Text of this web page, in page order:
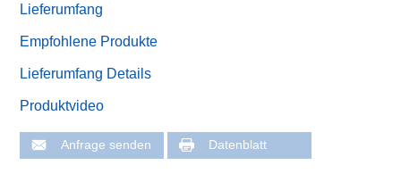
Lieferumfang
Empfohlene Produkte
Lieferumfang Details
Produktvideo
Anfrage senden Datenblatt